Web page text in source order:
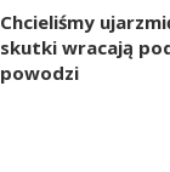
Chcieliśmy
skutki wracają
powodzi